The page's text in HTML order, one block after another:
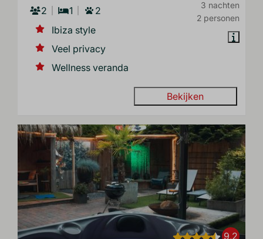
3 nachten
2 personen
2
1
2
Ibiza style
Veel privacy
Wellness veranda
Bekijken
9,2